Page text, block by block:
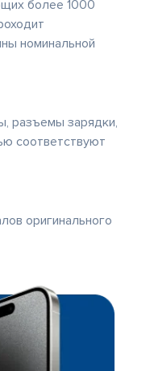
более 1000
номинальной
разъемы зарядки,
соответствуют
оригинального